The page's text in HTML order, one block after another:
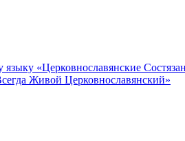
«Церковнославянские
Живой Церковнославянский»